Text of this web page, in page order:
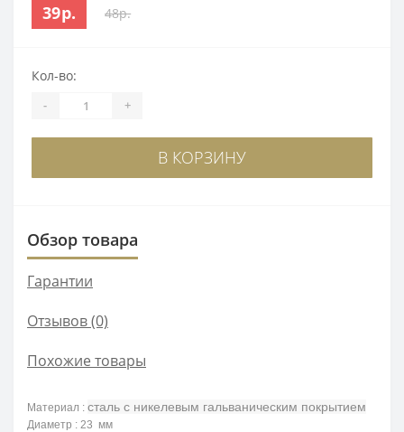
39р. 48р.
Кол-во:
- +
В КОРЗИНУ
Обзор товара
Гарантии
Отзывов (0)
Похожие товары
Материал : сталь с никелевым гальваническим покрытием
Диаметр : 23 мм